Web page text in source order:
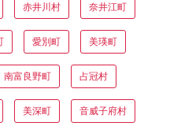
赤井川村 奈井江町
愛別町 美瑛町
南富良野町 占冠村
美深町 音威子府村